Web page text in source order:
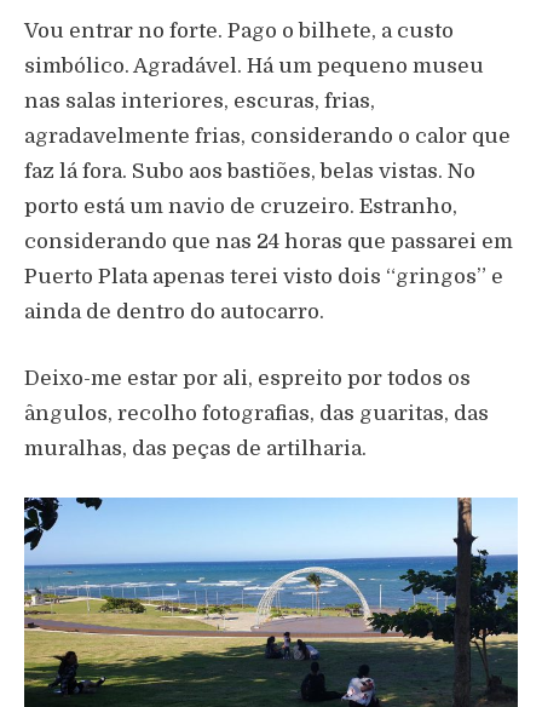
Vou entrar no forte. Pago o bilhete, a custo
simbólico. Agradável. Há um pequeno museu
nas salas interiores, escuras, frias,
agradavelmente frias, considerando o calor que
faz lá fora. Subo aos bastiões, belas vistas. No
porto está um navio de cruzeiro. Estranho,
considerando que nas 24 horas que passarei em
Puerto Plata apenas terei visto dois “gringos” e
ainda de dentro do autocarro.
Deixo-me estar por ali, espreito por todos os
ângulos, recolho fotografias, das guaritas, das
muralhas, das peças de artilharia.